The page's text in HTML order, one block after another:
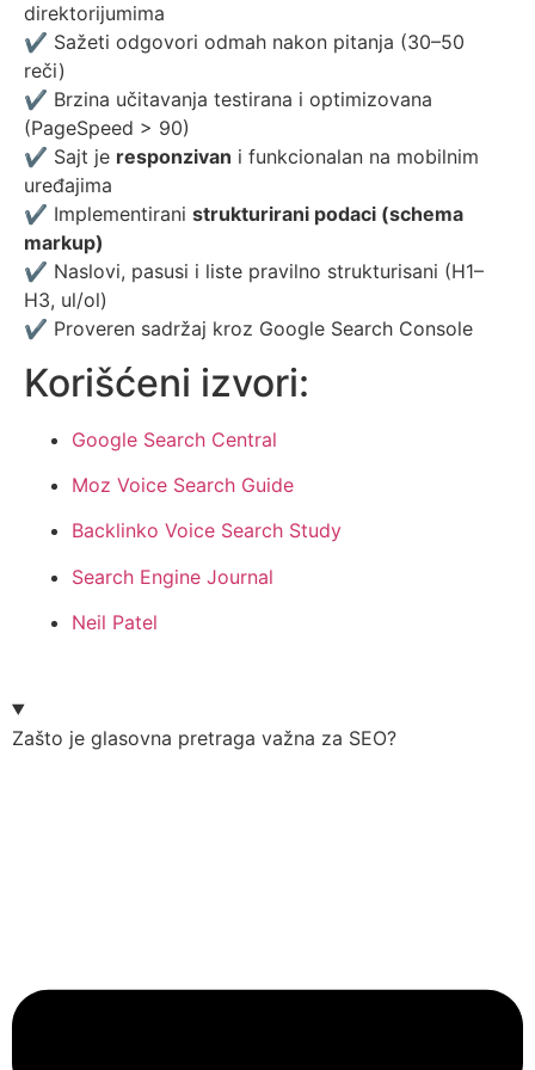
direktorijumima
✔ Sažeti odgovori odmah nakon pitanja (30–50
reči)
✔ Brzina učitavanja testirana i optimizovana
(PageSpeed > 90)
✔ Sajt je responzivan i funkcionalan na mobilnim
uređajima
✔ Implementirani strukturirani podaci (schema
markup)
✔ Naslovi, pasusi i liste pravilno strukturisani (H1–
H3, ul/ol)
✔ Proveren sadržaj kroz Google Search Console
Korišćeni izvori:
Google Search Central
Moz Voice Search Guide
Backlinko Voice Search Study
Search Engine Journal
Neil Patel
Zašto je glasovna pretraga važna za SEO?